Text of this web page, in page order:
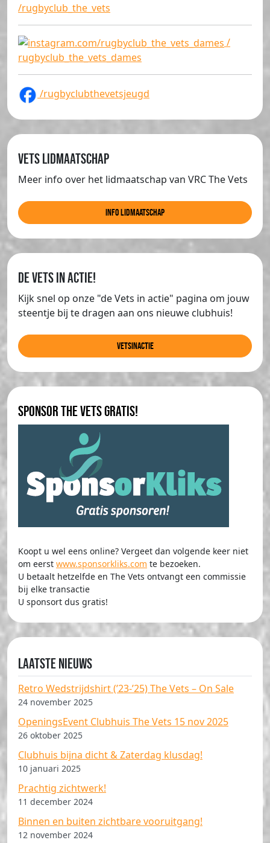
/rugbyclub_the_vets
/
rugbyclub_the_vets_dames
/rugbyclubthevetsjeugd
Vets lidmaatschap
Meer info over het lidmaatschap van VRC The Vets
info lidmaatschap
de Vets in actie!
Kijk snel op onze "de Vets in actie" pagina om jouw
steentje bij te dragen aan ons nieuwe clubhuis!
Vetsinactie
Sponsor The Vets gratis!
Koopt u wel eens online? Vergeet dan volgende keer niet
om eerst www.sponsorkliks.com te bezoeken.
U betaalt hetzelfde en The Vets ontvangt een commissie
bij elke transactie
U sponsort dus gratis!
Laatste nieuws
Retro Wedstrijdshirt (’23-’25) The Vets – On Sale
24 november 2025
OpeningsEvent Clubhuis The Vets 15 nov 2025
26 oktober 2025
Clubhuis bijna dicht & Zaterdag klusdag!
10 januari 2025
Prachtig zichtwerk!
11 december 2024
Binnen en buiten zichtbare vooruitgang!
12 november 2024